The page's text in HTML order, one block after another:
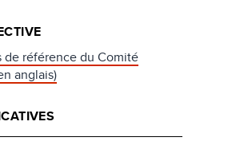
de référence du Comité
anglais)